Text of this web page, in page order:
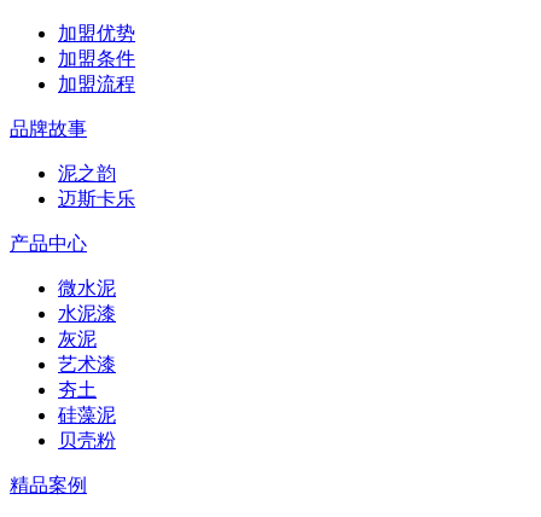
加盟优势
加盟条件
加盟流程
品牌故事
泥之韵
迈斯卡乐
产品中心
微水泥
水泥漆
灰泥
艺术漆
夯土
硅藻泥
贝壳粉
精品案例